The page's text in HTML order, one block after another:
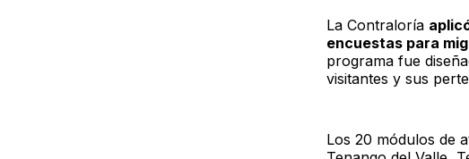
La Contraloría
encuestas para
programa fue
visitantes y sus
Los 20 módulos de